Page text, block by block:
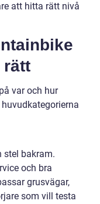
att hitta rätt nivå
rätt
var och hur
stel bakram.
och bra
grusvägar,
som vill testa